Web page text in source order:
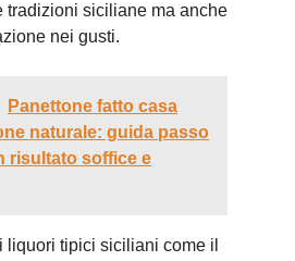
tradizioni siciliane ma anche
nei gusti.
Panettone fatto casa
naturale: guida passo
risultato soffice e
liquori tipici siciliani come il